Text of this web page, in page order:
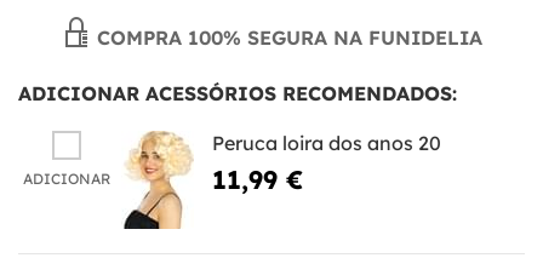
COMPRA 100% SEGURA NA FUNIDELIA
ADICIONAR ACESSÓRIOS RECOMENDADOS:
ADICIONAR
Peruca loira dos anos 20
11,99 €